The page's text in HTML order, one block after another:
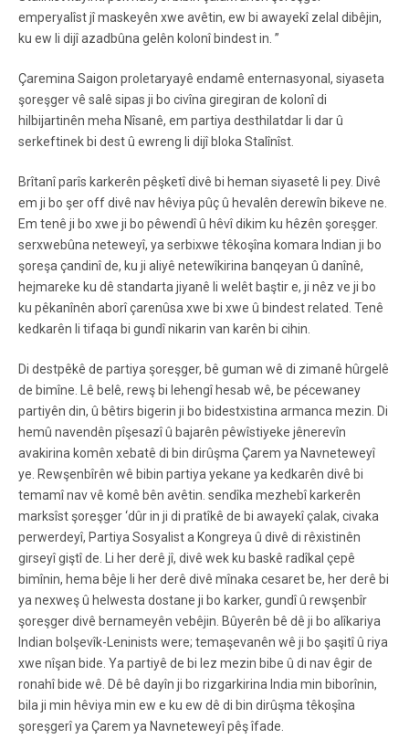
emperyalîst jî maskeyên xwe avêtin, ew bi awayekî zelal dibêjin,
ku ew li dijî azadbûna gelên kolonî bindest in. ”
Çaremina Saigon proletaryayê endamê enternasyonal, siyaseta
şoreşger vê salê sipas ji bo civîna giregiran de kolonî di
hilbijartinên meha Nîsanê, em partiya desthilatdar li dar û
serkeftinek bi dest û ewreng li dijî bloka Stalînîst.
Brîtanî parîs karkerên pêşketî divê bi heman siyasetê li pey. Divê
em ji bo şer off divê nav hêviya pûç û hevalên derewîn bikeve ne.
Em tenê ji bo xwe ji bo pêwendî û hêvî dikim ku hêzên şoreşger.
serxwebûna neteweyî, ya serbixwe têkoşîna komara Indian ji bo
şoreşa çandinî de, ku ji aliyê netewîkirina banqeyan û danînê,
hejmareke ku dê standarta jiyanê li welêt baştir e, ji nêz ve ji bo
ku pêkanînên aborî çarenûsa xwe bi xwe û bindest related. Tenê
kedkarên li tifaqa bi gundî nikarin van karên bi cihin.
Di destpêkê de partiya şoreşger, bê guman wê di zimanê hûrgelê
de bimîne. Lê belê, rewş bi lehengî hesab wê, be pécewaney
partiyên din, û bêtirs bigerin ji bo bidestxistina armanca mezin. Di
hemû navendên pîşesazî û bajarên pêwîstiyeke jênerevîn
avakirina komên xebatê di bin dirûşma Çarem ya Navneteweyî
ye. Rewşenbîrên wê bibin partiya yekane ya kedkarên divê bi
temamî nav vê komê bên avêtin. sendîka mezhebî karkerên
marksîst şoreşger ‘dûr in ji di pratîkê de bi awayekî çalak, civaka
perwerdeyî, Partiya Sosyalist a Kongreya û divê di rêxistinên
girseyî giştî de. Li her derê jî, divê wek ku baskê radîkal çepê
bimînin, hema bêje li her derê divê mînaka cesaret be, her derê bi
ya nexweş û helwesta dostane ji bo karker, gundî û rewşenbîr
şoreşger divê bernameyên vebêjin. Bûyerên bê dê ji bo alîkariya
Indian bolşevîk-Leninists were; temaşevanên wê ji bo şaşitî û riya
xwe nîşan bide. Ya partiyê de bi lez mezin bibe û di nav êgir de
ronahî bide wê. Dê bê dayîn ji bo rizgarkirina India min biborînin,
bila ji min hêviya min ew e ku ew dê di bin dirûşma têkoşîna
şoreşgerî ya Çarem ya Navneteweyî pêş îfade.